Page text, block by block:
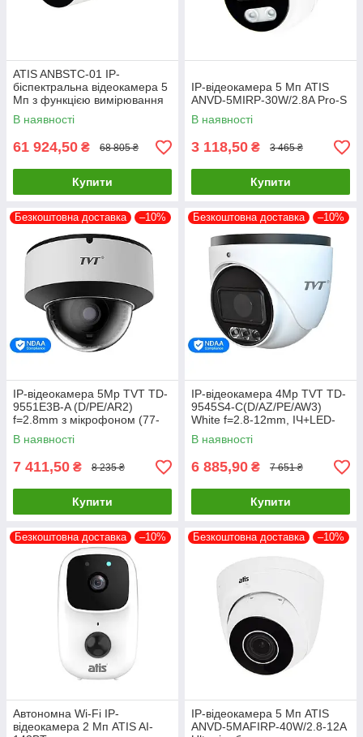
ATIS ANBSTC-01 IP-
біспектральна відеокамера 5
Мп з функцією вимірювання
температури тіла
В наявності
61 924,50 ₴ 68 805 ₴
Купити
IP-відеокамера 5 Мп ATIS
ANVD-5MIRP-30W/2.8A Pro-S
В наявності
3 118,50 ₴ 3 465 ₴
Купити
Безкоштовна доставка –10%
IP-відеокамера 5Mp TVT TD-
9551E3B-A (D/PE/AR2)
f=2.8mm з мікрофоном (77-
00341)
В наявності
7 411,50 ₴ 8 235 ₴
Купити
Безкоштовна доставка –10%
IP-відеокамера 4Mp TVT TD-
9545S4-C(D/AZ/PE/AW3)
White f=2.8-12mm, ІЧ+LED-
підсвічування, з мікрофоном
(77-00372)
В наявності
6 885,90 ₴ 7 651 ₴
Купити
Безкоштовна доставка –10%
Автономна Wi-Fi IP-
відеокамера 2 Мп ATIS AI-
Безкоштовна доставка –10%
IP-відеокамера 5 Мп ATIS
ANVD-5MAFIRP-40W/2.8-12A